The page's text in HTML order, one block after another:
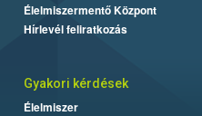
Élelmiszermentő Központ
Hírlevél feliratkozás
Gyakori kérdések
Élelmiszer